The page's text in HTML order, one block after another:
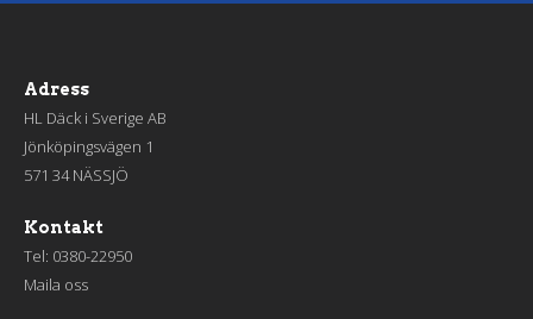
Adress
HL Däck i Sverige AB
Jönköpingsvägen 1
571 34 NÄSSJÖ
Kontakt
Tel: 0380-22950
Maila oss